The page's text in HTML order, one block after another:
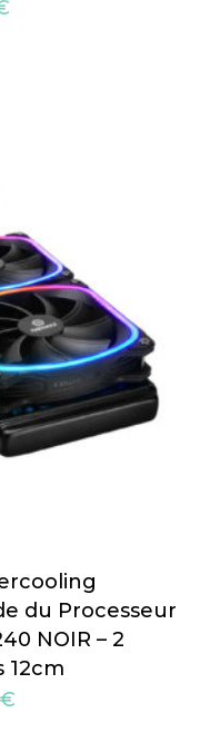
du Processeur
NOIR – 2
12cm
€